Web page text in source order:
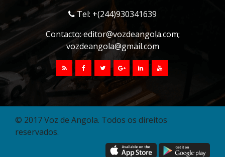
Tel: +(244)930341639
Contacto:editor@vozdeangola.com;
vozdeangola@gmail.com
© 2017 Voz de Angola. Todos os direitos
reservados.